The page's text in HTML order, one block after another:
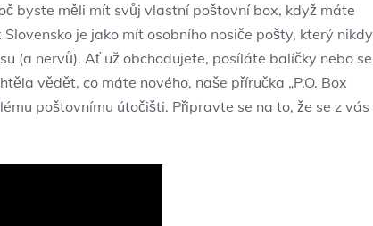
byste měli mít svůj vlastní poštovní box, když máte
je jako mít osobního nosiče pošty, který nikdy
(a nervů). Ať už obchodujete, posíláte balíčky nebo se
vědět, co máte nového, naše příručka „P.O. Box
poštovnímu útočišti. Připravte se na to, že se z vás